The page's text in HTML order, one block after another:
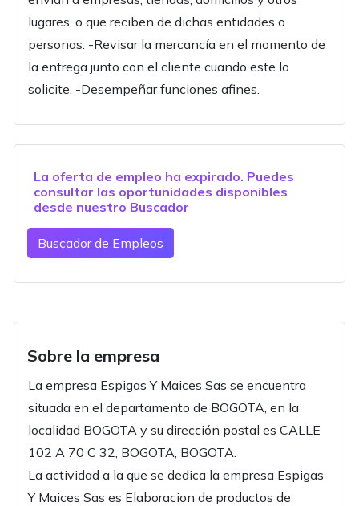
lugares, o que reciben de dichas entidades o
personas. -Revisar la mercancía en el momento de
la entrega junto con el cliente cuando este lo
solicite. -Desempeñar funciones afines.
La oferta de empleo ha expirado. Puedes
consultar las oportunidades disponibles
desde nuestro Buscador
Buscador de Empleos
Sobre la empresa
La empresa Espigas Y Maices Sas se encuentra
situada en el departamento de BOGOTA, en la
localidad BOGOTA y su dirección postal es CALLE
102 A 70 C 32, BOGOTA, BOGOTA.
La actividad a la que se dedica la empresa Espigas
Y Maices Sas es Elaboracion de productos de